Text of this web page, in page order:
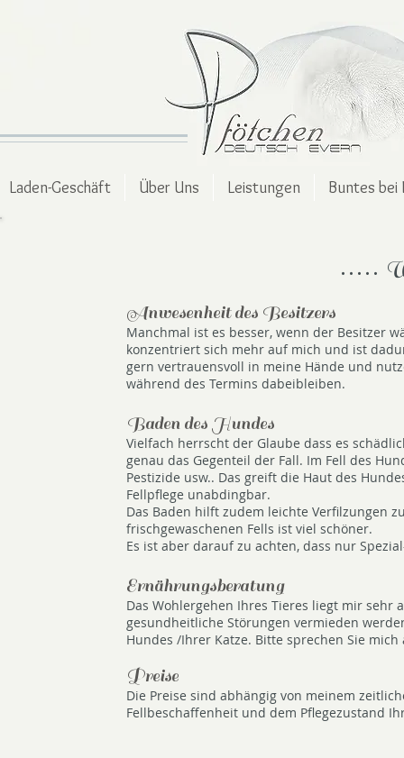
Laden-Geschäft Über Uns Leistungen Buntes bei
. . . . .
Anwesenheit des Besitzers
Manchmal ist es besser, wenn der Besitzer
konzentriert sich mehr auf mich und ist
gern vertrauensvoll in meine Hände und
während des Termins dabeibleiben.
Baden des Hundes
Vielfach herrscht der Glaube dass es
genau das Gegenteil der Fall. Im Fell des
Pestizide usw.. Das greift die Haut des
Fellpflege unabdingbar.
Das Baden hilft zudem leichte Verfilzungen
frischgewaschenen Fells ist viel schöner.
Es ist aber darauf zu achten, dass nur
Ernährungsberatung
Das Wohlergehen Ihres Tieres liegt mir
gesundheitliche Störungen vermieden
Hundes /Ihrer Katze. Bitte sprechen Sie mich
Preise
Die Preise sind abhängig von meinem
Fellbeschaffenheit und dem Pflegezustand